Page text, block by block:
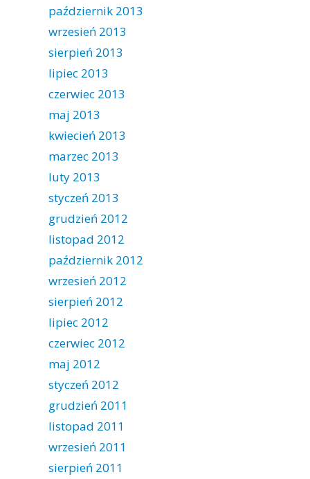
październik 2013
wrzesień 2013
sierpień 2013
lipiec 2013
czerwiec 2013
maj 2013
kwiecień 2013
marzec 2013
luty 2013
styczeń 2013
grudzień 2012
listopad 2012
październik 2012
wrzesień 2012
sierpień 2012
lipiec 2012
czerwiec 2012
maj 2012
styczeń 2012
grudzień 2011
listopad 2011
wrzesień 2011
sierpień 2011